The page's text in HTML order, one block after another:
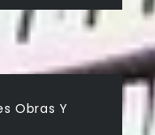
Obras Y